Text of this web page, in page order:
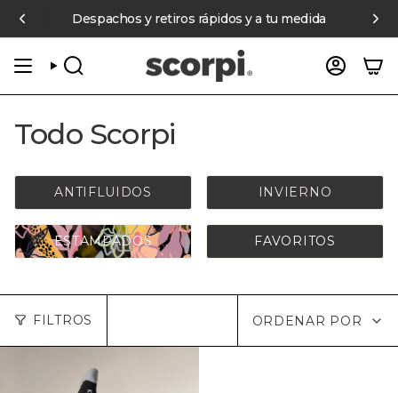
contenido
Mercado Pago 6 cuotas sin interés en compras online sobre
Despachos y retiros rápidos y a tu medida
BÚSQUEDA
Todo Scorpi
ANTIFLUIDOS INVIERNO
ESTAMPADOS FAVORITOS
FILTROS
Ordenar
por
ORDENAR POR